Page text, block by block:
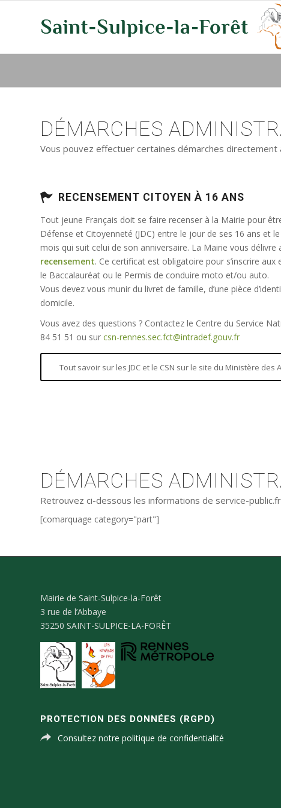
DÉMARCHES
Vous pouvez effectuer certaines démarches directement
RECENSEMENT CITOYEN À 16 ANS
Tout jeune Français doit se faire recenser à la Mairie pour
Défense et Citoyenneté (JDC) entre le jour de ses 16 ans et
mois qui suit celui de son anniversaire. La Mairie vous délivre
recensement. Ce certificat est obligatoire pour s’inscrire aux
le Baccalauréat ou le Permis de conduire moto et/ou auto.
Vous devez vous munir du livret de famille, d’une pièce
domicile.
Vous avez des questions ? Contactez le Centre du Service
84 51 51 ou sur csn-rennes.sec.fct@intradef.gouv.fr
Tout savoir sur les JDC et le CSN sur le site du Ministère des
DÉMARCHES
Retrouvez ci-dessous les informations de service-
[comarquage category="part"]
Mairie de Saint-Sulpice-la-Forêt
3 rue de l’Abbaye
35250 SAINT-SULPICE-LA-FORÊT
PROTECTION DES DONNÉES (RGPD)
Consultez notre politique de confidentialité